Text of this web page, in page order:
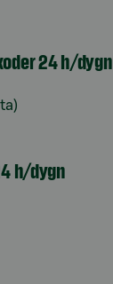
24 h/dygn
h/dygn